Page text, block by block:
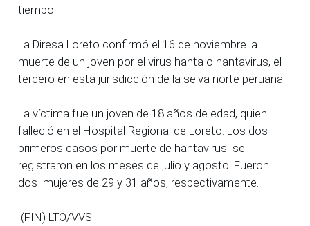
tiempo.
La Diresa Loreto confirmó el 16 de noviembre la
muerte de un joven por el virus hanta o hantavirus, el
tercero en esta jurisdicción de la selva norte peruana.
La víctima fue un joven de 18 años de edad, quien
falleció en el Hospital Regional de Loreto. Los dos
primeros casos por muerte de hantavirus se
registraron en los meses de julio y agosto. Fueron
dos mujeres de 29 y 31 años, respectivamente.
(FIN) LTO/VVS